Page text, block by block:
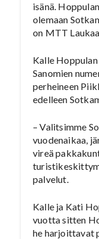
isänä.
olemaan
on MTT
Kalle
Sanomien
perheineen
edelleen
– Valitsimme
vuodenaikaa,
vireä
palvelut.
Kalle ja Kati
vuotta sitten
he harjoittavat